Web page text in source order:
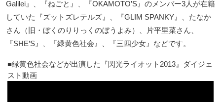
Galilei』、『ねごと』、『OKAMOTO’S』のメンバー3人が在籍
していた『ズットズレテルズ』、『GLIM SPANKY』、たなか
さん（旧・ぼくのりりっくのぼうよみ）、片平里菜さん、
『SHE’S』、『緑黄色社会』、『三四少女』などです。
緑黄色社会などが出演した『閃光ライオット2013』ダイジェ
スト動画